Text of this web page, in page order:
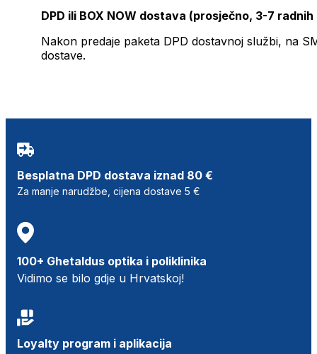
DPD ili BOX NOW dostava (prosječno, 3-7 radnih
Nakon predaje paketa DPD dostavnoj službi, na
dostave.
Besplatna DPD dostava iznad 80 €
Za manje narudžbe, cijena dostave 5 €
100+ Ghetaldus optika i poliklinika
Vidimo se bilo gdje u Hrvatskoj!
Loyalty program i aplikacija